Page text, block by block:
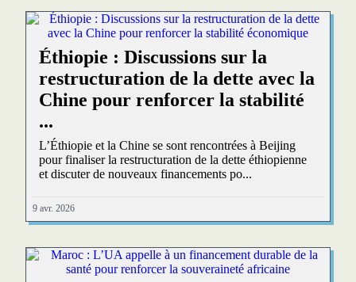
Éthiopie : Discussions sur la
restructuration de la dette avec la
Chine pour renforcer la stabilité
...
L’Éthiopie et la Chine se sont rencontrées à Beijing
pour finaliser la restructuration de la dette éthiopienne
et discuter de nouveaux financements po...
9 avr. 2026